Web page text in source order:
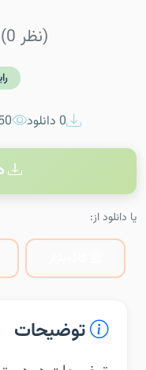
(0 نظر)
0 دانلود 50
یا دانلود از:
توضیحات